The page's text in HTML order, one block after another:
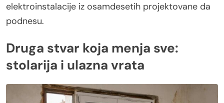
elektroinstalacije iz osamdesetih projektovane da
podnesu.
Druga stvar koja menja sve:
stolarija i ulazna vrata